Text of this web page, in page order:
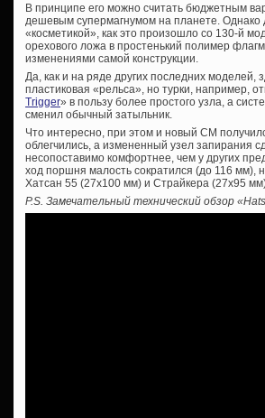
В принципе его можно считать бюджетным
дешевым супермагнумом на планете.
«косметикой», как это произошло со 130-й
орехового ложа в простенький полимер
изменениями самой конструкции.
Да, как и на ряде других последних моделей,
пластиковая «рельса», но турки, например,
Trigger» в пользу более простого узла, а
сменил обычный затыльник.
Что интересно, при этом и новый СМ
облегчились, а измененный узел запирания
несопоставимо комфортнее, чем у других
ход поршня малость сократился (до 116 мм),
Хатсан 55 (27х100 мм) и Страйкера (27х95
P.S. Замечательный технический обзор